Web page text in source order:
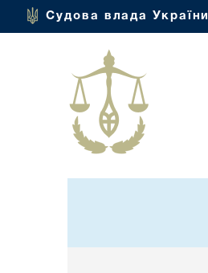
Судова влада України